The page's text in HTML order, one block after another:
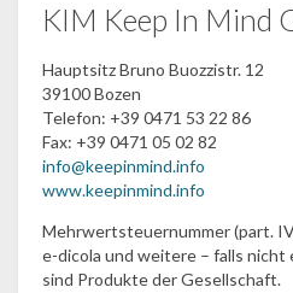
KIM Keep In Mind
Hauptsitz Bruno Buozzistr. 12
39100 Bozen
Telefon: +39 0471 53 22 86
Fax: +39 0471 05 02 82
info@keepinmind.info
www.keepinmind.info
Mehrwertsteuernummer (part.
e-dicola und weitere – falls nicht
sind Produkte der Gesellschaft.